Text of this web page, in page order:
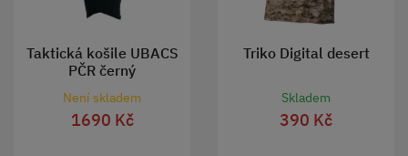
Taktická košile UBACS
PČR černý
Není skladem
1690 Kč
Triko Digital desert
Skladem
390 Kč